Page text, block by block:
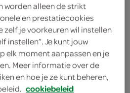
worden alleen de strikt
en prestatiecookies
zelf je voorkeuren wil instellen
instellen”. Je kunt jouw
elk moment aanpassen en je
Meer informatie over de
en hoe je ze kunt beheren,
cookiebeleid